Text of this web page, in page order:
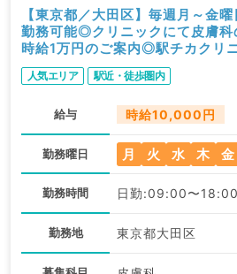
【東京都／大田区】毎週月～金
勤務可能◎クリニックにて皮膚
時給1万円のご案内◎駅チカクリ
す（皮膚科／非常勤）
人気エリア 駅近・徒歩圏内
給与 時給10,000円
勤務曜日 月 火 水 木 金
勤務時間 日勤:09:00〜
勤務地 東京都大田区